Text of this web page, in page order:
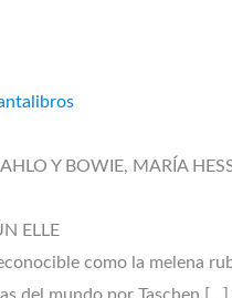
Y BOWIE, MARÍA
ELLE
como la melena